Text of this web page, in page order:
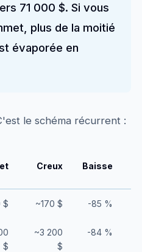
71 000 $. Si vous
plus de la moitié
évaporée en
le schéma récurrent :
Creux Baisse
$ ~170 $ -85 %
$
~3 200
$
-84 %